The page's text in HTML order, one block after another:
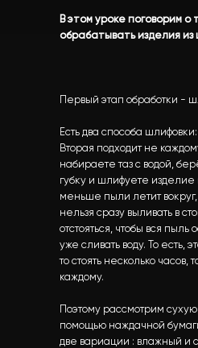
Первый этап обработки -
Есть два способа
Вторая подходит не
набираете таз с водой,
губку и шлифуете изделие
меньше пыли летит вокруг,
нельзя сразу выливать в
отстояться, чтобы вся пыль
уже сливать воду. То есть,
то стоять несколько часов,
каждому.
Поэтому рассмотрим
помощью наждачной
две вариации : влажный и
В этом уроке поговорим о
обрабатывать изделия из